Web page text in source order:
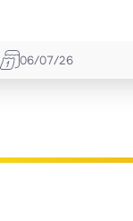
06/07/26